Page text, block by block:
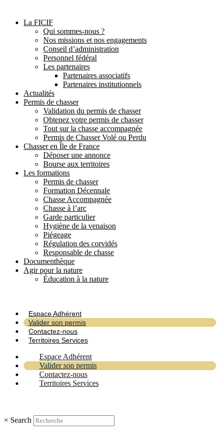
La FICIF
Qui sommes-nous ?
Nos missions et nos engagements
Conseil d’administration
Personnel fédéral
Les partenaires
Partenaires associatifs
Partenaires institutionnels
Actualités
Permis de chasser
Validation du permis de chasser
Obtenez votre permis de chasser
Tout sur la chasse accompagnée
Permis de Chasser Volé ou Perdu
Chasser en Île de France
Déposer une annonce
Bourse aux territoires
Les formations
Permis de chasser
Formation Décennale
Chasse Accompagnée
Chasse à l’arc
Garde particulier
Hygiène de la venaison
Piégeage
Régulation des corvidés
Responsable de chasse
Documenthèque
Agir pour la nature
Éducation à la nature
Espace Adhérent
Valider son permis
Contactez-nous
Territoires Services
Espace Adhérent
Valider son permis
Contactez-nous
Territoires Services
× Search